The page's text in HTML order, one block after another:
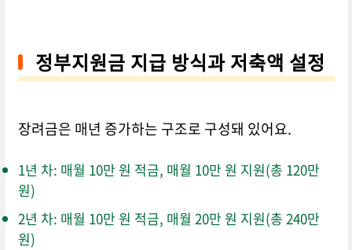
정부지원금 지급 방식과 저축액 설정
장려금은 매년 증가하는 구조로 구성돼 있어요.
1년 차: 매월 10만 원 적금, 매월 10만 원 지원(총 120만
원)
2년 차: 매월 10만 원 적금, 매월 20만 원 지원(총 240만
원)